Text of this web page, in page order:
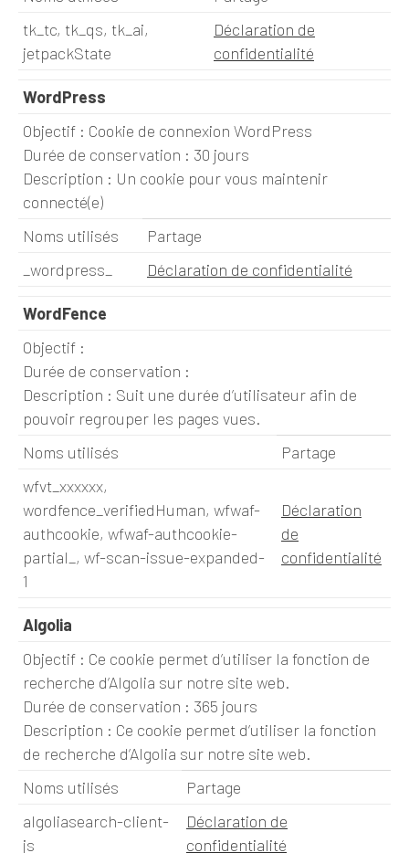
tk_tc, tk_qs, tk_ai,
jetpackState
Déclaration de
confidentialité
WordPress
Objectif : Cookie de connexion WordPress
Durée de conservation : 30 jours
Description : Un cookie pour vous maintenir
connecté(e)
Noms utilisés
Partage
_wordpress_
Déclaration de confidentialité
WordFence
Objectif :
Durée de conservation :
Description : Suit une durée d’utilisateur afin de
pouvoir regrouper les pages vues.
Noms utilisés
Partage
wfvt_xxxxxx,
wordfence_verifiedHuman, wfwaf-
authcookie, wfwaf-authcookie-
partial_, wf-scan-issue-expanded-
1
Déclaration
de
confidentialité
Algolia
Objectif : Ce cookie permet d’utiliser la fonction de
recherche d’Algolia sur notre site web.
Durée de conservation : 365 jours
Description : Ce cookie permet d’utiliser la fonction
de recherche d’Algolia sur notre site web.
Noms utilisés
Partage
algoliasearch-client-
js
Déclaration de
confidentialité